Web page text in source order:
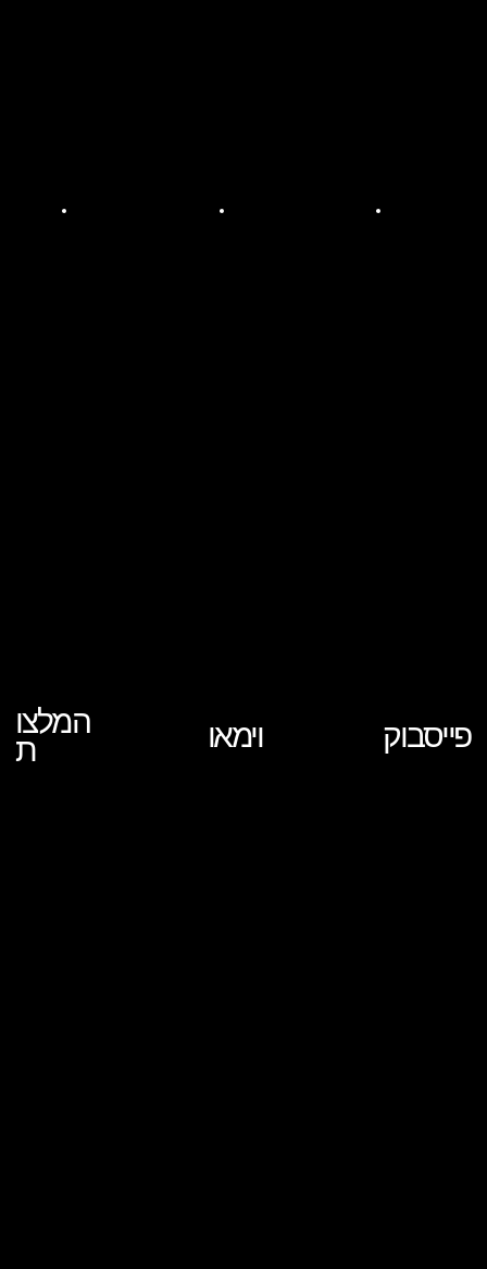
פייסבוק וימאו המלצו
ת